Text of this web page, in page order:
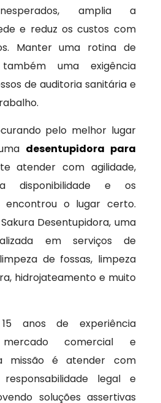
amplia a
e reduz os custos com
Manter uma rotina de
uma exigência
de auditoria sanitária e
pelo melhor lugar
desentupidora para
atender com agilidade,
disponibilidade e os
encontrou o lugar certo.
Desentupidora, uma
em serviços de
de fossas, limpeza
hidrojateamento e muito
anos de experiência
comercial e
missão é atender com
legal e
soluções assertivas